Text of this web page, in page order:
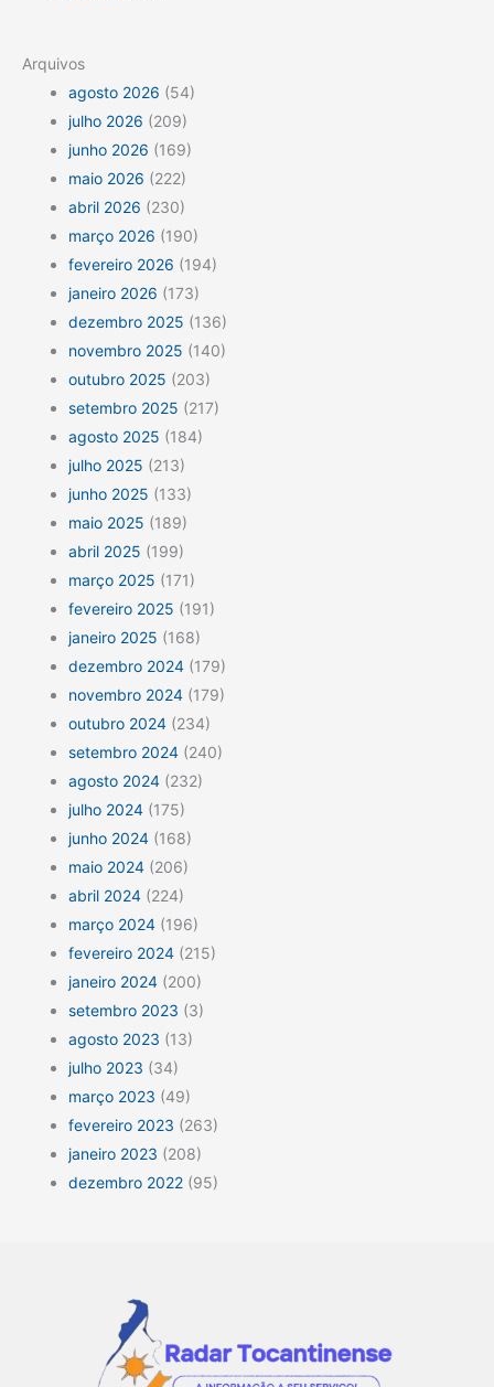
Arquivos
agosto 2026 (54)
julho 2026 (209)
junho 2026 (169)
maio 2026 (222)
abril 2026 (230)
março 2026 (190)
fevereiro 2026 (194)
janeiro 2026 (173)
dezembro 2025 (136)
novembro 2025 (140)
outubro 2025 (203)
setembro 2025 (217)
agosto 2025 (184)
julho 2025 (213)
junho 2025 (133)
maio 2025 (189)
abril 2025 (199)
março 2025 (171)
fevereiro 2025 (191)
janeiro 2025 (168)
dezembro 2024 (179)
novembro 2024 (179)
outubro 2024 (234)
setembro 2024 (240)
agosto 2024 (232)
julho 2024 (175)
junho 2024 (168)
maio 2024 (206)
abril 2024 (224)
março 2024 (196)
fevereiro 2024 (215)
janeiro 2024 (200)
setembro 2023 (3)
agosto 2023 (13)
julho 2023 (34)
março 2023 (49)
fevereiro 2023 (263)
janeiro 2023 (208)
dezembro 2022 (95)